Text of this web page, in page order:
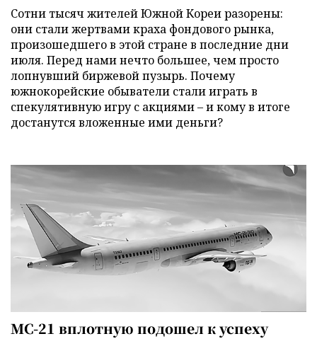
Сотни тысяч жителей Южной Кореи разорены:
они стали жертвами краха фондового рынка,
произошедшего в этой стране в последние дни
июля. Перед нами нечто большее, чем просто
лопнувший биржевой пузырь. Почему
южнокорейские обыватели стали играть в
спекулятивную игру с акциями – и кому в итоге
достанутся вложенные ими деньги?
МС-21 вплотную подошел к успеху